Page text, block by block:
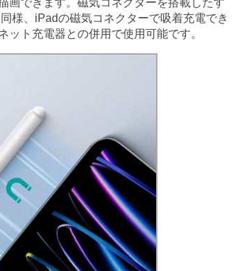
画できます。磁気コネクターを搭載したす
様、iPadの磁気コネクターで吸着充電でき
ト充電器との併用で使用可能です。